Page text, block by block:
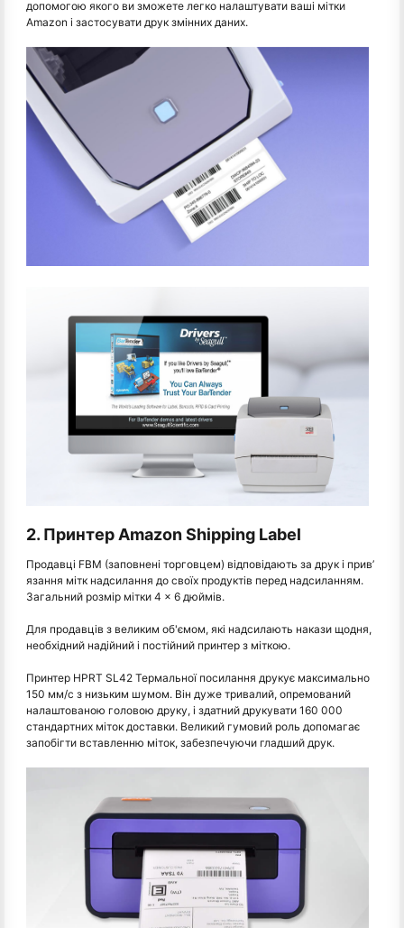
допомогою якого ви зможете легко налаштувати ваші мітки
Amazon і застосувати друк змінних даних.
2. Принтер Amazon Shipping Label
Продавці FBM (заповнені торговцем) відповідають за друк і прив’
язання мітк надсилання до своїх продуктів перед надсиланням.
Загальний розмір мітки 4 × 6 дюймів.
Для продавців з великим об'ємом, які надсилають накази щодня,
необхідний надійний і постійний принтер з міткою.
Принтер HPRT SL42 Термальної посилання друкує максимально
150 мм/с з низьким шумом. Він дуже тривалий, опремований
налаштованою головою друку, і здатний друкувати 160 000
стандартних міток доставки. Великий гумовий роль допомагає
запобігти вставленню міток, забезпечуючи гладший друк.